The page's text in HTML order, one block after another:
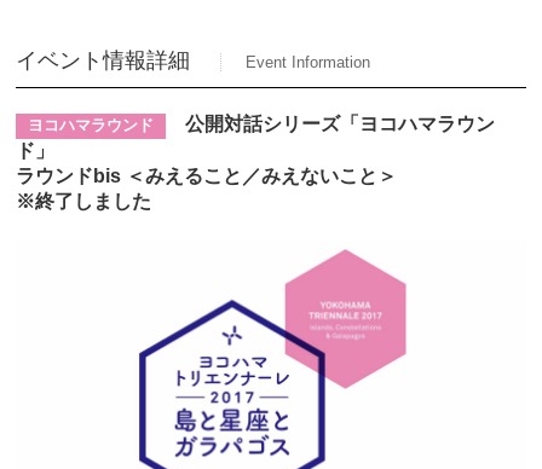
イベント情報詳細 Event Information
ヨコハマラウンド
公開対話シリーズ「ヨコハマラウン
ド」
ラウンドbis ＜みえること／みえないこと＞
※終了しました